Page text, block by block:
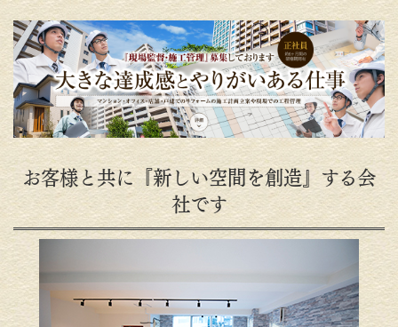
お客様と共に『新しい空間を創造』する会
社です